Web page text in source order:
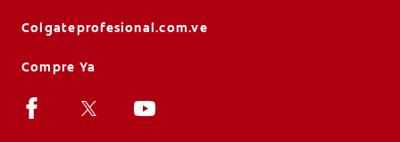
Colgateprofesional.com.ve
Compre Ya